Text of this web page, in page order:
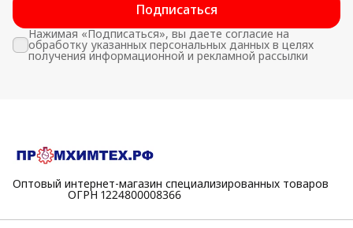
Подписаться
Нажимая «Подписаться», вы даете согласие на
обработку указанных персональных данных в целях
получения информационной и рекламной рассылки
Оптовый интернет-магазин специализированных товаров
⠀⠀⠀⠀⠀⠀⠀ОГРН 1224800008366